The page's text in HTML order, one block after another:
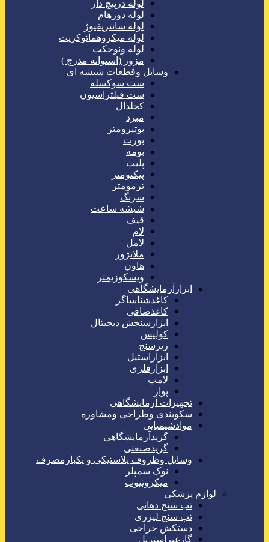
لوله درپیچ دار
لوله دورهام
لوله سانتریفیوژ
لوله میکروهماتوکریت
لوله ونوجکت
مزور (استوانه مدرج )
وسایل وقطعات شیشه ای
ست سوکسله
ست فیلتراسیون
کجلدال
مبرد
بوتیرومتر
بورت
بومه
پلیت
پیکنومتر
ترمومتر
سرنگ
شیشه ساعت
قیف
لام
لامل
ملانژور
هاون
ویسکوزیمتر
ابزارآزمایشگاهی
کاغذشناساگر
کاغذصافی
ابزارسنجش دیجیتال
کولیس
ریزسنج
ابزاراستیل
ابزارفلزی
لامپ
پوار
تجهیزات آزمایشگاهی
سکوبندی وطراحی ومشاوره
موادشیمیایی
گریدآزمایشگاهی
گریدصنعتی
وسایل وظروف پلاستیکی و یکبارمصرف
نوک سمپلر
میکروتیوب
لوازم پزشکی
تب سنج دهانی
تب سنج لیزری
دستکش جراحی
گازغیراستریل